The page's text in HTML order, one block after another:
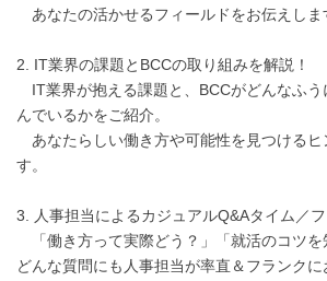
あなたの活かせるフィールドをお伝えしま
2. IT業界の課題とBCCの取り組みを解説！
IT業界が抱える課題と、BCCがどんなふう
んでいるかをご紹介。
あなたらしい働き方や可能性を見つけるヒ
す。
3. 人事担当によるカジュアルQ&Aタイム／
「働き方って実際どう？」「就活のコツを
どんな質問にも人事担当が率直＆フランクに